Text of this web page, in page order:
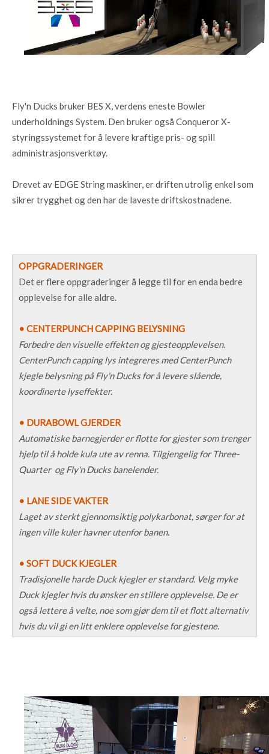
Fly'n Ducks bruker BES X, verdens eneste Bowler
underholdnings System. Den bruker også Conqueror X-
styringssystemet for å levere kraftige pris- og spill
administrasjonsverktøy.
Drevet av EDGE String maskiner, er driften utrolig enkel som
sikrer trygghet og den har de laveste driftskostnadene.
OPPGRADERINGER
Det er flere oppgraderinger å legge til for en enda bedre
opplevelse for alle aldre.
• CENTERPUNCH CAPPING BELYSNING
Forbedre den visuelle effekten og gjesteopplevelsen.
CenterPunch capping lys integreres med CenterPunch
kjegle belysning på Fly'n Ducks for å levere slående,
koordinerte lyseffekter.
• DURABOWL GJERDER
Automatiske barnegjerder er flotte for gjester som trenger
hjelp til å holde kula ute av renna. Tilgjengelig for Three-
Quarter og Fly'n Ducks banelender.
• LANE SIDE VAKTER
Laget av sterkt gjennomsiktig polykarbonat, sørger for at
ingen ville kuler havner utenfor banen.
• SOFT DUCK KJEGLER
Tradisjonelle harde Duck kjegler er standard. Velg myke
Duck kjegler hvis du ønsker en stillere opplevelse. De er
også lettere å velte, noe som gjør dem til et flott alternativ
hvis du vil gi en litt enklere opplevelse for gjestene.